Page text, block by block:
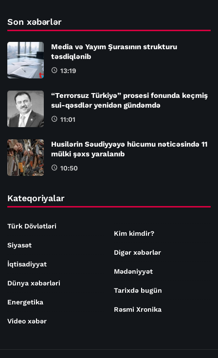
Son xəbərlər
Media və Yayım Şurasının strukturu
təsdiqlənib
13:19
“Terrorsuz Türkiyə” prosesi fonunda keçmiş
sui-qəsdlər yenidən gündəmdə
11:01
Husilərin Səudiyyəyə hücumu nəticəsində 11
mülki şəxs yaralanıb
10:50
Kateqoriyalar
Türk Dövlətləri
Siyasət
İqtisadiyyat
Dünya xəbərləri
Energetika
Video xəbər
Kim kimdir?
Digər xəbərlər
Mədəniyyət
Tarixdə bugün
Rəsmi Xronika